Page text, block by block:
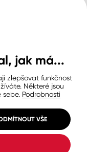
souborů cookie
jak má...
zlepšovat funkčnost
Některé jsou
Podrobnosti
VŠE